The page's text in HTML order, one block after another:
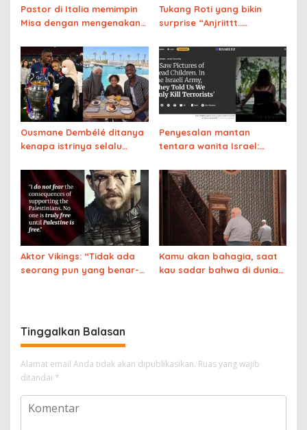
Pastor di Italia memimpin
Misa dengan mengenakan
Palestina
Tukang Roti yang bikin
surprise “Anjriittt..
Ousmane Dembélé ditanya
kenapa istrinya selalu
jawabannya keren
Penyesalan mantan
tentara wanita Israel:
anak-anak Gaza yang
tewas. Di militer, kami diberi
tahu bahwa kami hanya
membunuh teroris,
ternyata bohong’
Aktor Vikings: “Tidak ada
seorang pun yang benar-
Kamu akan bahagia, saat
kau sadar bahwa di dunia
Tinggalkan Balasan
Alamat email Anda tidak akan dipublikasikan. Ruas yang wajib
ditandai *